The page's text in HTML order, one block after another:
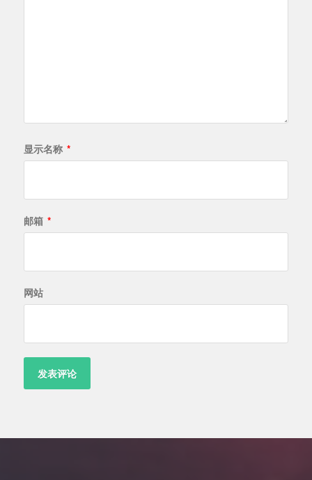
显示名称 *
邮箱 *
网站